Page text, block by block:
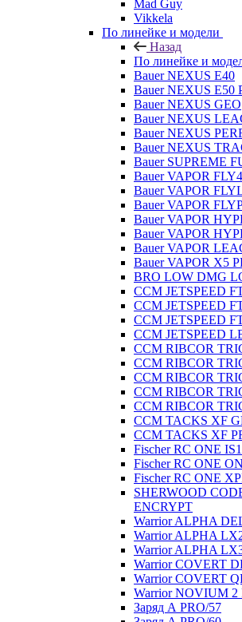
Mad Guy
Vikkela
По линейке и модели
Назад
По линейке и
Bauer NEXUS E40
Bauer NEXUS E50
Bauer NEXUS GEO
Bauer NEXUS
Bauer NEXUS
Bauer NEXUS
Bauer SUPREME
Bauer VAPOR
Bauer VAPOR
Bauer VAPOR
Bauer VAPOR
Bauer VAPOR
Bauer VAPOR
Bauer VAPOR X5
BRO LOW DMG
CCM JETSPEED
CCM JETSPEED
CCM JETSPEED
CCM JETSPEED
CCM RIBCOR
CCM RIBCOR
CCM RIBCOR
CCM RIBCOR
CCM RIBCOR
CCM TACKS XF
CCM TACKS XF
Fischer RC ONE IS1
Fischer RC ONE
Fischer RC ONE
SHERWOOD
ENCRYPT
Warrior ALPHA
Warrior ALPHA
Warrior ALPHA
Warrior COVERT
Warrior COVERT
Warrior NOVIUM 2
Заряд А PRO/57